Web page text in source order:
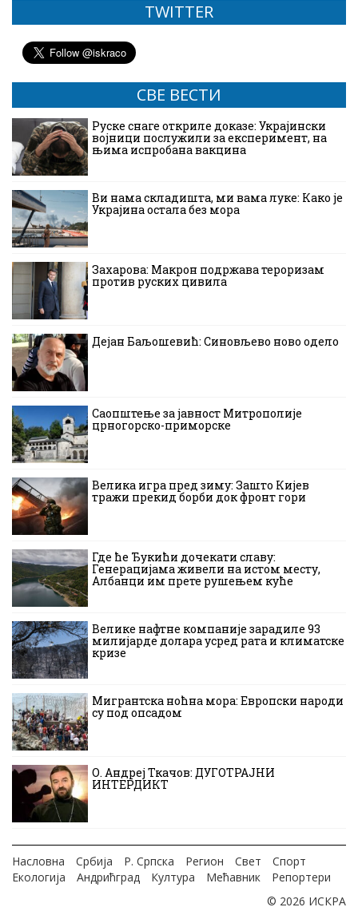
TWITTER
СВЕ ВЕСТИ
Руске снаге откриле доказе: Украјински
војници послужили за експеримент, на
њима испробана вакцина
Ви нама складишта, ми вама луке: Како је
Украјина остала без мора
Захарова: Макрон подржава тероризам
против руских цивила
Дејан Баљошевић: Синовљево ново одело
Саопштење за јавност Митрополије
црногорско-приморске
Велика игра пред зиму: Зашто Кијев
тражи прекид борби док фронт гори
Где ће Ђукићи дочекати славу:
Генерацијама живели на истом месту,
Албанци им прете рушењем куће
Велике нафтне компаније зарадиле 93
милијарде долара усред рата и климатске
кризе
Мигрантска ноћна мора: Европски народи
су под опсадом
О. Андреј Ткачов: ДУГОТРАЈНИ
ИНТЕРДИКТ
Насловна Србија Р. Српска Регион Свет
Спорт
Екологија
Андрићград Култура Мећавник
Репортери
© 2026 ИСКРА